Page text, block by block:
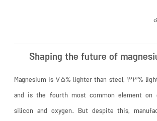
Shaping the future of
Magnesium is 75% lighter than steel, 33%
and is the fourth most common element on
silicon and oxygen. But despite this,